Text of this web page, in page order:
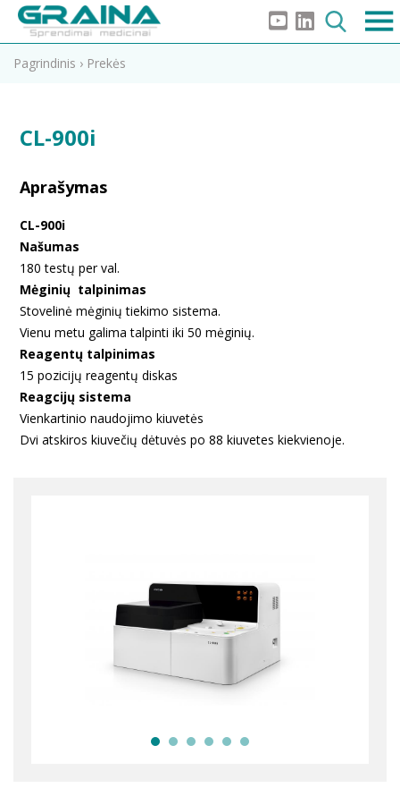
Pagrindinis › Prekės
CL-900i
Aprašymas
CL-900i
Našumas
180 testų per val.
Mėginių talpinimas
Stovelinė mėginių tiekimo sistema.
Vienu metu galima talpinti iki 50 mėginių.
Reagentų talpinimas
15 pozicijų reagentų diskas
Reagcijų sistema
Vienkartinio naudojimo kiuvetės
Dvi atskiros kiuvečių dėtuvės po 88 kiuvetes kiekvienoje.